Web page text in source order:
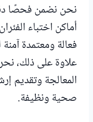
نحن نضمن فحصًا
أماكن اختباء
فعالة ومعتمدة
علاوة على ذلك،
المعالجة وتقديم
صحية ونظيفة.